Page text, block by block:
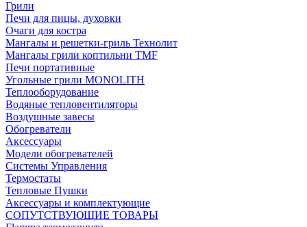
Грили
Печи для пицы, духовки
Очаги для костра
Мангалы и решетки-гриль Технолит
Мангалы грили коптильни TMF
Печи портативные
Угольные грили MONOLITH
Теплооборудование
Водяные тепловентиляторы
Воздушные завесы
Обогреватели
Аксессуары
Модели обогревателей
Системы Управления
Термостаты
Тепловые Пушки
Аксессуары и комплектующие
СОПУТСТВУЮЩИЕ ТОВАРЫ